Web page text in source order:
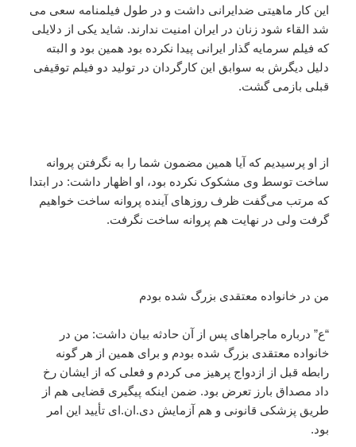
این کار ماهیتی ضدایرانی داشت و در طول فیلمنامه سعی می
شد القاء شود زنان در ایران امنیت ندارند. شاید یکی از دلایلی
که فیلم سرمایه گذار ایرانی پیدا نکرده بود همین بود و البته
دلیل دیگرش به سوابق این کارگردان در تولید دو فیلم توقیفی
قبلی بازمی گشت.
از او پرسیدیم که آیا همین مضمون شما را به نگرفتن پروانه
ساخت توسط وی مشکوک نکرده بود، او اظهار داشت: در ابتدا
که مرتب می‌گفت ظرف روزهای آینده پروانه ساخت خواهیم
گرفت ولی در نهایت هم پروانه ساخت نگرفت.
من در خانواده معتقدی بزرگ شده بودم
“ع” درباره ماجراهای پس از آن حادثه بیان داشت: من در
خانواده معتقدی بزرگ شده بودم و برای همین از هر گونه
رابطه قبل از ازدواج پرهیز می کردم و فعلی که از ایشان رخ
داد مصداق بارز تعرض بود. ضمن اینکه پیگیری قضایی هم از
طریق پزشکی قانونی و هم آزمایش دی.ان.ای تأیید این امر
بود.